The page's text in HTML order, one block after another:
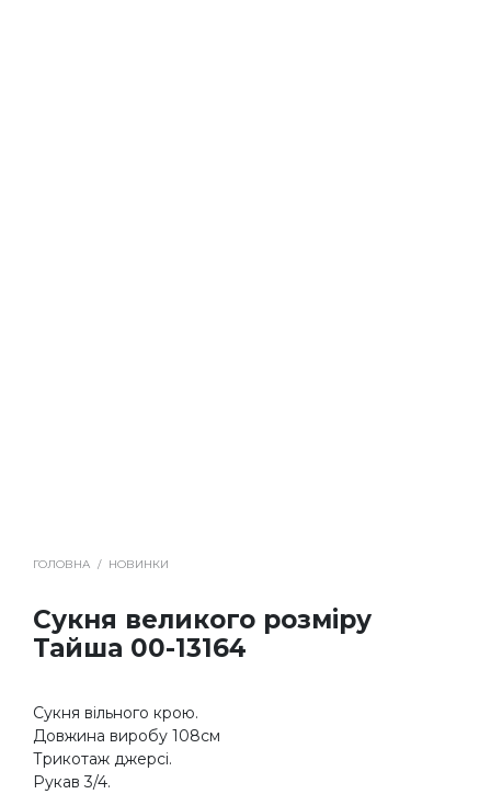
ГОЛОВНА / НОВИНКИ
Сукня великого розміру
Тайша 00-13164
Сукня вільного крою.
Довжина виробу 108см
Трикотаж джерсі.
Рукав 3/4.